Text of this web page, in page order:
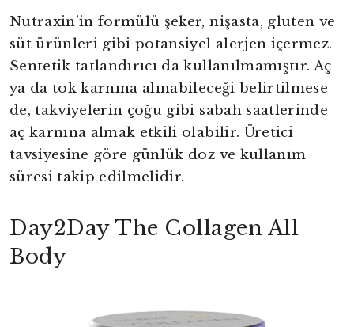
Nutraxin’in formülü şeker, nişasta, gluten ve
süt ürünleri gibi potansiyel alerjen içermez.
Sentetik tatlandırıcı da kullanılmamıştır. Aç
ya da tok karnına alınabileceği belirtilmese
de, takviyelerin çoğu gibi sabah saatlerinde
aç karnına almak etkili olabilir. Üretici
tavsiyesine göre günlük doz ve kullanım
süresi takip edilmelidir.
Day2Day The Collagen All
Body